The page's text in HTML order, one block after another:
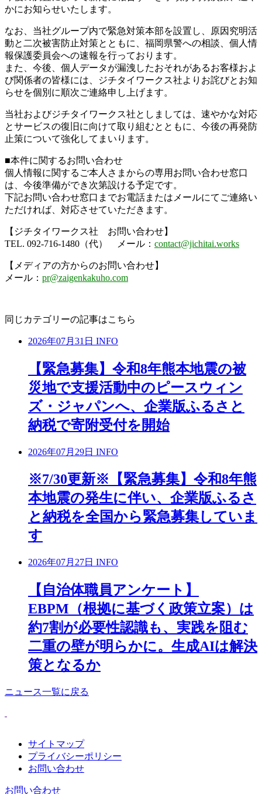
かにお知らせいたします。
なお、当社グループ内で緊急対策本部を設置し、原因究明活
動と二次被害防止対策とともに、福岡県警への相談、個人情
報保護委員会への速報を行っております。
また、今後、個人データが漏洩したおそれがあるお客様およ
び関係者の皆様には、ジチタイワークス社よりお詫びとお知
らせを個別に順次ご連絡申し上げます。
当社およびジチタイワークス社としましては、速やかな対応
とサービスの復旧に向けて取り組むとともに、今後の再発防
止策について強化してまいります。
■本件に関するお問い合わせ
個人情報に関するご本人さまからの専用お問い合わせ窓口
は、今後準備ができ次第設ける予定です。
下記お問い合わせ窓口までお電話またはメールにてご連絡い
ただければ、対応させていただきます。
【ジチタイワークス社 お問い合わせ】
TEL. 092-716-1480（代） メール： contact@jichitai.works
【メディアの方からのお問い合わせ】
メール： pr@zaigenkakuho.com
同じカテゴリーの記事はこちら
2026年07月31日 INFO
【緊急募集】令和8年熊本地震の被
災地で支援活動中のピースウィン
ズ・ジャパンへ、企業版ふるさと
納税で寄附受付を開始
2026年07月29日 INFO
※7/30更新※【緊急募集】令和8年熊
本地震の発生に伴い、企業版ふるさ
と納税を全国から緊急募集していま
す
2026年07月27日 INFO
【自治体職員アンケート】
EBPM（根拠に基づく政策立案）は
約7割が必要性認識も、実践を阻む
二重の壁が明らかに。生成AIは解決
策となるか
ニュース一覧に戻る
サイトマップ
プライバシーポリシー
お問い合わせ
お問い合わせ